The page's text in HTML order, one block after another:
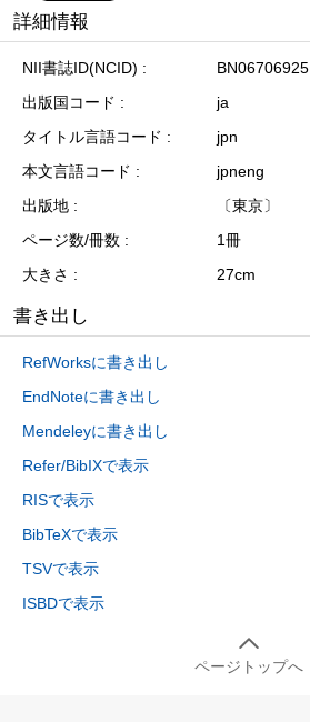
詳細情報
NII書誌ID(NCID)
BN06706925
出版国コード
ja
タイトル言語コード
jpn
本文言語コード
jpneng
出版地
〔東京〕
ページ数/冊数
1冊
大きさ
27cm
書き出し
RefWorksに書き出し
EndNoteに書き出し
Mendeleyに書き出し
Refer/BibIXで表示
RISで表示
BibTeXで表示
TSVで表示
ISBDで表示
ページトップへ